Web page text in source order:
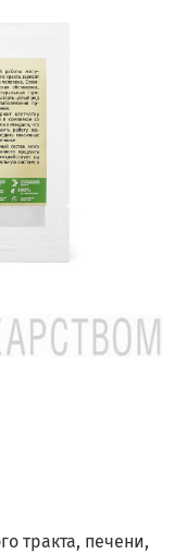
тракта, печени,